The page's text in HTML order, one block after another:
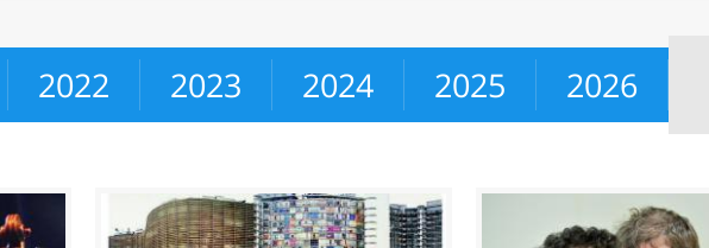
2022 2023 2024 2025 2026